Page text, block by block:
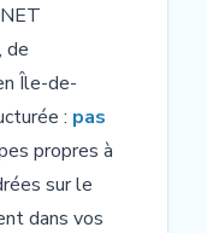
de
Île-de-
: pas
propres à
sur le
dans vos